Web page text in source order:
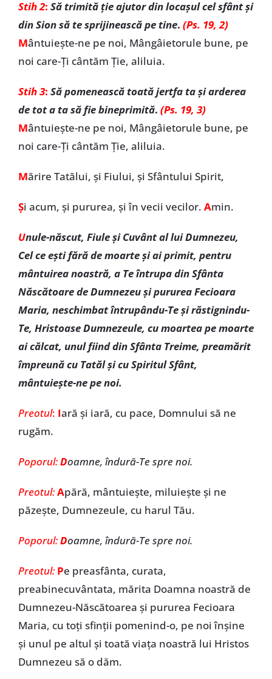
Stih 2: Să trimită ție ajutor din locașul cel sfânt și
din Sion să te sprijinească pe tine. (Ps. 19, 2)
Mântuiește-ne pe noi, Mângâietorule bune, pe
noi care-Ți cântăm Ție, aliluia.
Stih 3: Să pomenească toată jertfa ta și arderea
de tot a ta să fie bineprimită. (Ps. 19, 3)
Mântuiește-ne pe noi, Mângâietorule bune, pe
noi care-Ți cântăm Ție, aliluia.
Mărire Tatălui, și Fiului, și Sfântului Spirit,
Și acum, și pururea, și în vecii vecilor. Amin.
Unule-născut, Fiule şi Cuvânt al lui Dumnezeu,
Cel ce eşti fără de moarte şi ai primit, pentru
mântuirea noastră, a Te întrupa din Sfânta
Născătoare de Dumnezeu şi pururea Fecioara
Maria, neschimbat întrupându-Te şi răstignindu-
Te, Hristoase Dumnezeule, cu moartea pe moarte
ai călcat, unul fiind din Sfânta Treime, preamărit
împreună cu Tatăl şi cu Spiritul Sfânt,
mântuieşte-ne pe noi.
Preotul: Iară şi iară, cu pace, Domnului să ne
rugăm.
Poporul:Doamne, îndură-Te spre noi.
Preotul:Apără, mântuieşte, miluieşte şi ne
păzeşte, Dumnezeule, cu harul Tău.
Poporul:Doamne, îndură-Te spre noi.
Preotul: Pe preasfânta, curata,
preabinecuvântata, mărita Doamna noastră de
Dumnezeu-Născătoarea şi pururea Fecioara
Maria, cu toţi sfinţii pomenind-o, pe noi înşine
şi unul pe altul şi toată viaţa noastră lui Hristos
Dumnezeu să o dăm.